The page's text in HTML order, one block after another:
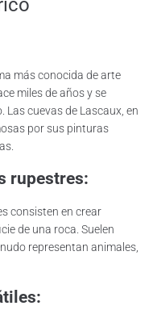
más conocida de arte
miles de años y se
Las cuevas de Lascaux, en
por sus pinturas
rupestres:
consisten en crear
de una roca. Suelen
representan animales,